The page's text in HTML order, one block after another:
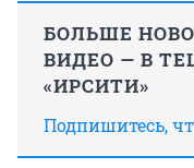
БОЛЬШЕ
ВИДЕО — В
«ИРСИТИ»
Подпишитесь,